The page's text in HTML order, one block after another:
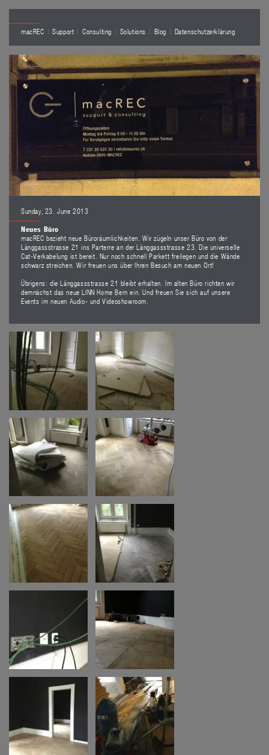
macREC Support Consulting Solutions Blog Datenschutzerklärung
Sunday, 23. June 2013
Neues Büro
macREC bezieht neue Büroräumlichkeiten. Wir zügeln unser Büro von der
Länggassstrasse 21 ins Parterre an der Länggassstrasse 23. Die universelle
Cat-Verkabelung ist bereit. Nur noch schnell Parkett freilegen und die Wände
schwarz streichen. Wir freuen uns über Ihren Besuch am neuen Ort!
Übrigens: die Länggassstrasse 21 bleibt erhalten. Im alten Büro richten wir
demnächst das neue LINN Home Bern ein. Und freuen Sie sich auf unsere
Events im neuen Audio- und Videoshowroom.